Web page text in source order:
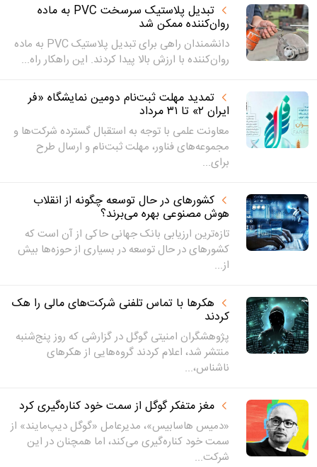
تبدیل پلاستیک سرسخت PVC به ماده
روان‌کننده ممکن شد
دانشمندان راهی برای تبدیل پلاستیک PVC به ماده
روان‌کننده با ارزش بالا پیدا کردند. این راهکار راه...
تمدید مهلت ثبت‌نام دومین نمایشگاه «فر
ایران ۲» تا ۳۱ مرداد
معاونت علمی با توجه به استقبال گسترده شرکت‌ها و
مجموعه‌های فناور، مهلت ثبت‌نام و ارسال طرح
برای...
کشورهای در حال توسعه چگونه از انقلاب
هوش مصنوعی بهره می‌برند؟
تازه‌ترین ارزیابی بانک جهانی حاکی از آن است که
کشورهای در حال توسعه در بسیاری از حوزه‌ها بیش
از...
هکرها با تماس تلفنی شرکت‌های مالی را هک
کردند
پژوهشگران امنیتی گوگل در گزارشی که روز پنج‌شنبه
منتشر شد، اعلام کردند گروه‌هایی از هکرهای
ناشناس،...
مغز متفکر گوگل از سمت خود کناره‌گیری کرد
«دمیس هاسابیس»، مدیرعامل «گوگل دیپ‌مایند» از
سمت خود کناره‌گیری می‌کند، اما همچنان در این
شرکت...